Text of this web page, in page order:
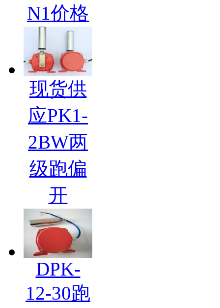
N1价格
现货供
应PK1-
2BW两
级跑偏
开
DPK-
12-30跑